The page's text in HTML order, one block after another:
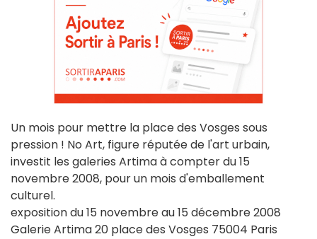
Un mois pour mettre la place des Vosges sous
pression ! No Art, figure réputée de l'art urbain,
investit les galeries Artima à compter du 15
novembre 2008, pour un mois d'emballement
culturel.
exposition du 15 novembre au 15 décembre 2008
Galerie Artima 20 place des Vosges 75004 Paris